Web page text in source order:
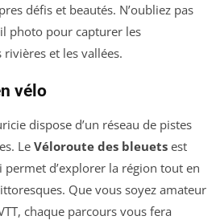
défis et beautés. N’oubliez pas
photo pour capturer les
et les vallées.
vélo
dispose d’un réseau de pistes
Le Véloroute des bleuets est
d’explorer la région tout en
Que vous soyez amateur
chaque parcours vous fera